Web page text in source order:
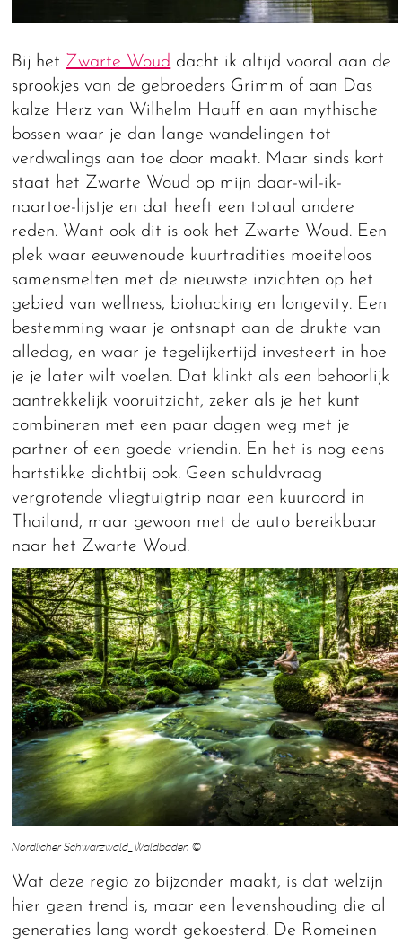
Bij het Zwarte Woud dacht ik altijd vooral aan de
sprookjes van de gebroeders Grimm of aan Das
kalze Herz van Wilhelm Hauff en aan mythische
bossen waar je dan lange wandelingen tot
verdwalings aan toe door maakt. Maar sinds kort
staat het Zwarte Woud op mijn daar-wil-ik-
naartoe-lijstje en dat heeft een totaal andere
reden. Want ook dit is ook het Zwarte Woud. Een
plek waar eeuwenoude kuurtradities moeiteloos
samensmelten met de nieuwste inzichten op het
gebied van wellness, biohacking en longevity. Een
bestemming waar je ontsnapt aan de drukte van
alledag, en waar je tegelijkertijd investeert in hoe
je je later wilt voelen. Dat klinkt als een behoorlijk
aantrekkelijk vooruitzicht, zeker als je het kunt
combineren met een paar dagen weg met je
partner of een goede vriendin. En het is nog eens
hartstikke dichtbij ook. Geen schuldvraag
vergrotende vliegtuigtrip naar een kuuroord in
Thailand, maar gewoon met de auto bereikbaar
naar het Zwarte Woud.
Nördlicher Schwarzwald_Waldbaden ©
Wat deze regio zo bijzonder maakt, is dat welzijn
hier geen trend is, maar een levenshouding die al
generaties lang wordt gekoesterd. De Romeinen